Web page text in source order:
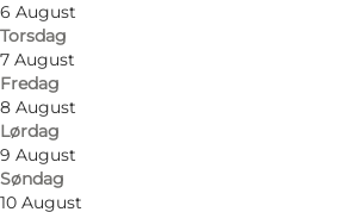
6 August
Torsdag
7 August
Fredag
8 August
Lørdag
9 August
Søndag
10 AugustMenukortet udvikler sig